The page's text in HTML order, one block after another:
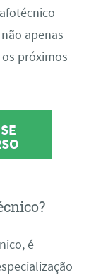
apenas
próximos
é